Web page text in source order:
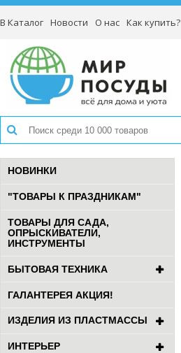
В Каталог Новости О нас Как купить?
НОВИНКИ
"ТОВАРЫ К ПРАЗДНИКАМ"
ТОВАРЫ ДЛЯ САДА,
ОПРЫСКИВАТЕЛИ,
ИНСТРУМЕНТЫ
БЫТОВАЯ ТЕХНИКА
ГАЛАНТЕРЕЯ АКЦИЯ!
ИЗДЕЛИЯ ИЗ ПЛАСТМАССЫ
ИНТЕРЬЕР